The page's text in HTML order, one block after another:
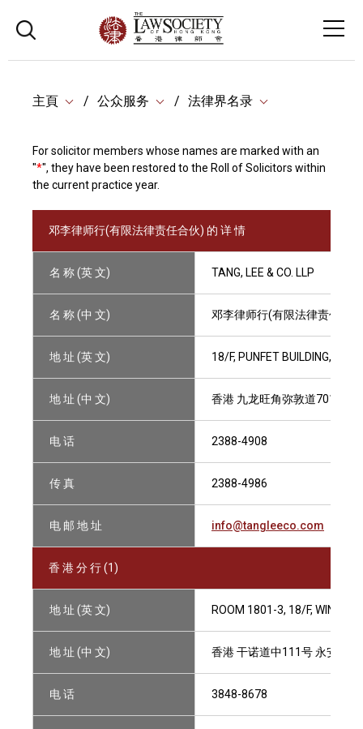
主頁 公众服务 法律界名录
For solicitor members whose names are marked with an
"*", they have been restored to the Roll of Solicitors within
the current practice year.
邓李律师行(有限法律责任合伙) 的 详 情
名 称 (英 文) TANG, LEE & CO. LLP
名 称 (中 文) 邓李律师行(有限法律责任合
地 址 (英 文) 18/F, PUNFET BUILDING, 701
地 址 (中 文) 香港 九龙旺角弥敦道701号
电 话 2388-4908
传 真 2388-4986
电 邮 地 址 info@tangleeco.com
香 港 分 行 (1)
地 址 (英 文) ROOM 1801-3, 18/F, WING
地 址 (中 文) 香港 干诺道中111号 永安中
电 话 3848-8678